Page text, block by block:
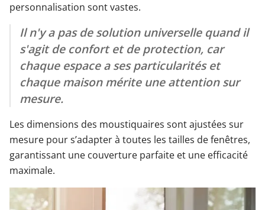
personnalisation sont vastes.
Il n'y a pas de solution universelle quand il
s'agit de confort et de protection, car
chaque espace a ses particularités et
chaque maison mérite une attention sur
mesure.
Les dimensions des moustiquaires sont ajustées sur
mesure pour s’adapter à toutes les tailles de fenêtres,
garantissant une couverture parfaite et une efficacité
maximale.